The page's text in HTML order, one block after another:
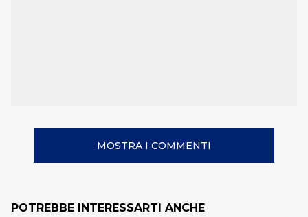
MOSTRA I COMMENTI
POTREBBE INTERESSARTI ANCHE